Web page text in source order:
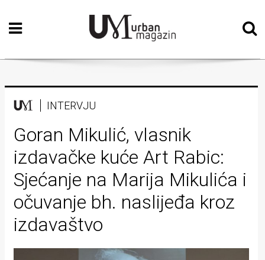
Početna
Vizualne
Teatar
Književnost
Muzika
Film
Intervju
Kolumne
Kultura
INTERVJU
Goran Mikulić, vlasnik
izdavačke kuće Art Rabic:
Sjećanje na Marija Mikulića i
očuvanje bh. naslijeđa kroz
izdavaštvo